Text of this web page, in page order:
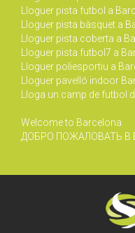
Lloguer pista futbol a
Lloguer pista bàsquet a
Lloguer pista coberta a
Lloguer pista futbol7 a
Lloguer poliesportiu a
Lloguer pavelló indoor
Lloga un camp de futbol
Welcome to Barcelona
ДОБРО ПОЖАЛОВАТЬ В